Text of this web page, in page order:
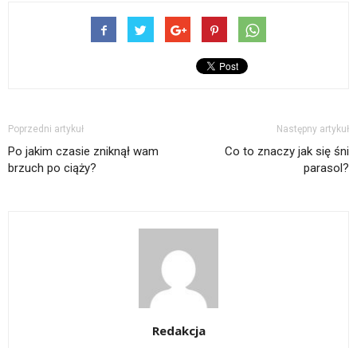
Poprzedni artykuł
Po jakim czasie zniknął wam
brzuch po ciąży?
Następny artykuł
Co to znaczy jak się śni
parasol?
Redakcja